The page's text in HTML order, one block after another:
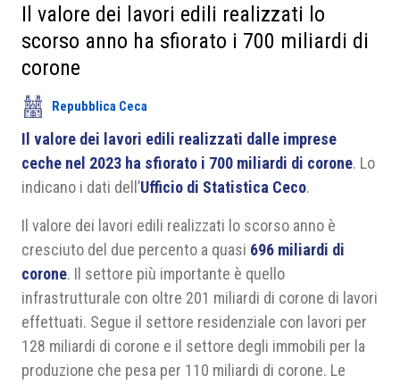
Soci
Partner
Area riservata
Il valore dei lavori edili realizzati lo
scorso anno ha sfiorato i 700 miliardi di
corone
Repubblica Ceca
Il valore dei lavori edili realizzati dalle imprese
ceche nel 2023 ha sfiorato i 700 miliardi di corone. Lo
indicano i dati dell’Ufficio di Statistica Ceco.
Il valore dei lavori edili realizzati lo scorso anno è
cresciuto del due percento a quasi 696 miliardi di
corone. Il settore più importante è quello
infrastrutturale con oltre 201 miliardi di corone di lavori
effettuati. Segue il settore residenziale con lavori per
128 miliardi di corone e il settore degli immobili per la
produzione che pesa per 110 miliardi di corone. Le